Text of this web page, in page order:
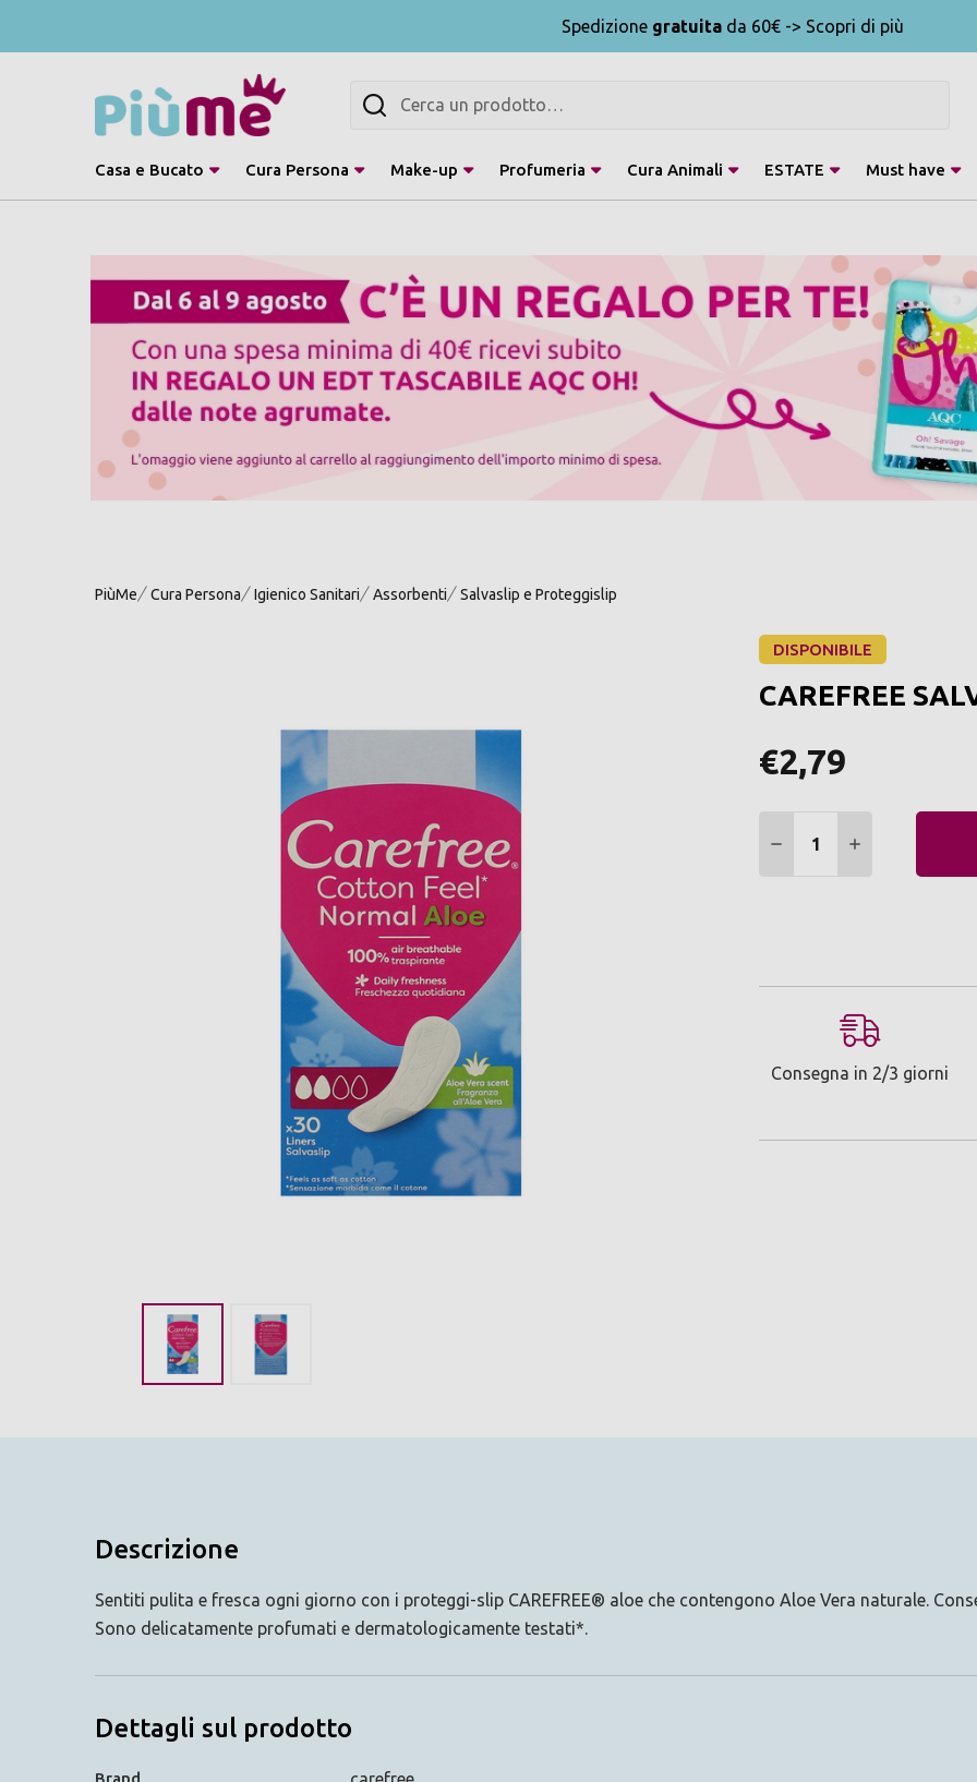
Spedizione gratuita da 60€ -> Scopri di più
Cerca
Casa e Bucato Cura Persona Make-up Profumeria Cura Animali ESTATE Must have
PiùMe Cura Persona Igienico Sanitari Assorbenti Salvaslip e Proteggislip
DISPONIBILE
CAREFREE
€2,79
DIMINUIRE QUANTITÀ:
AUMENTARE
Consegna in 2/3 giorni
Descrizione
Sentiti pulita e fresca ogni giorno con i proteggi-slip CAREFREE® aloe che contengono Aloe Vera naturale.
Sono delicatamente profumati e dermatologicamente testati*.
Dettagli sul prodotto
Brand